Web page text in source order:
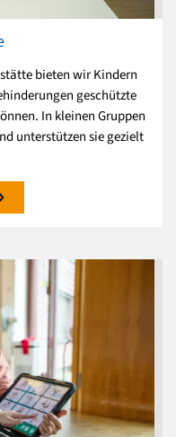
bieten wir Kindern
geschützte
In kleinen Gruppen
unterstützen sie gezielt